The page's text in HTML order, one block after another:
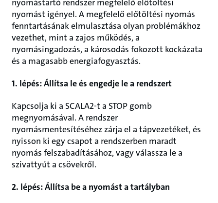
nyomástartó rendszer megfelelő előtöltési
nyomást igényel. A megfelelő előtöltési nyomás
fenntartásának elmulasztása olyan problémákhoz
vezethet, mint a zajos működés, a
nyomásingadozás, a károsodás fokozott kockázata
és a magasabb energiafogyasztás.
1. lépés: Állítsa le és engedje le a rendszert
Kapcsolja ki a SCALA2-t a STOP gomb
megnyomásával. A rendszer
nyomásmentesítéséhez zárja el a tápvezetéket, és
nyisson ki egy csapot a rendszerben maradt
nyomás felszabadításához, vagy válassza le a
szivattyút a csövekről.
2. lépés: Állítsa be a nyomást a tartályban